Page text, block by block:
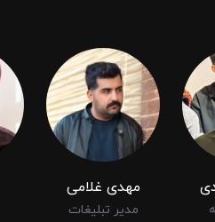
مهدی غلامی
مدیر تبلیغات